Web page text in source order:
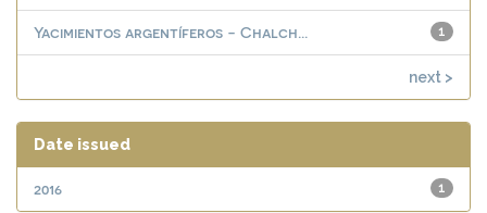
1
Yacimientos argentíferos - Chalch...
next >
Date issued
1
2016